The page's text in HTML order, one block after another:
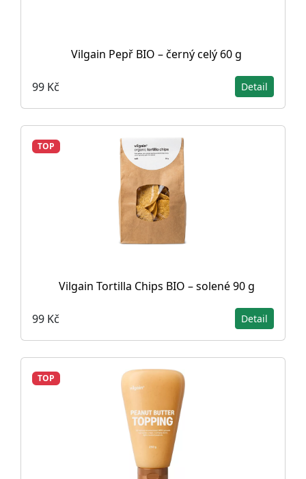
Vilgain Pepř BIO – černý celý 60 g
99 Kč Detail
TOP
Vilgain Tortilla Chips BIO – solené 90 g
99 Kč Detail
TOP